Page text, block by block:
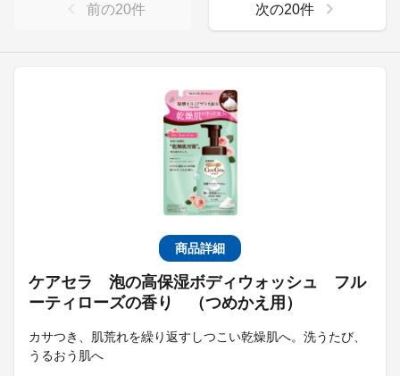
商品詳細
ケアセラ 泡の高保湿ボディウォッシュ フル
ーティローズの香り （つめかえ用）
カサつき、肌荒れを繰り返すしつこい乾燥肌へ。洗うたび、
うるおう肌へ
前の20件 次の20件